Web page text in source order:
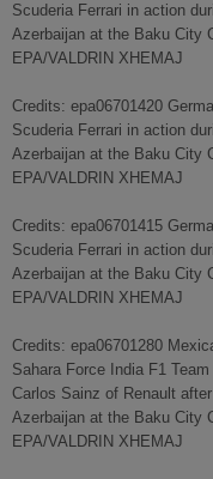
Scuderia Ferrari in action
Azerbaijan at the Baku City
EPA/VALDRIN XHEMAJ
Credits: epa06701420
Scuderia Ferrari in action
Azerbaijan at the Baku City
EPA/VALDRIN XHEMAJ
Credits: epa06701415
Scuderia Ferrari in action
Azerbaijan at the Baku City
EPA/VALDRIN XHEMAJ
Credits: epa06701280
Sahara Force India F1
Carlos Sainz of Renault
Azerbaijan at the Baku City
EPA/VALDRIN XHEMAJ